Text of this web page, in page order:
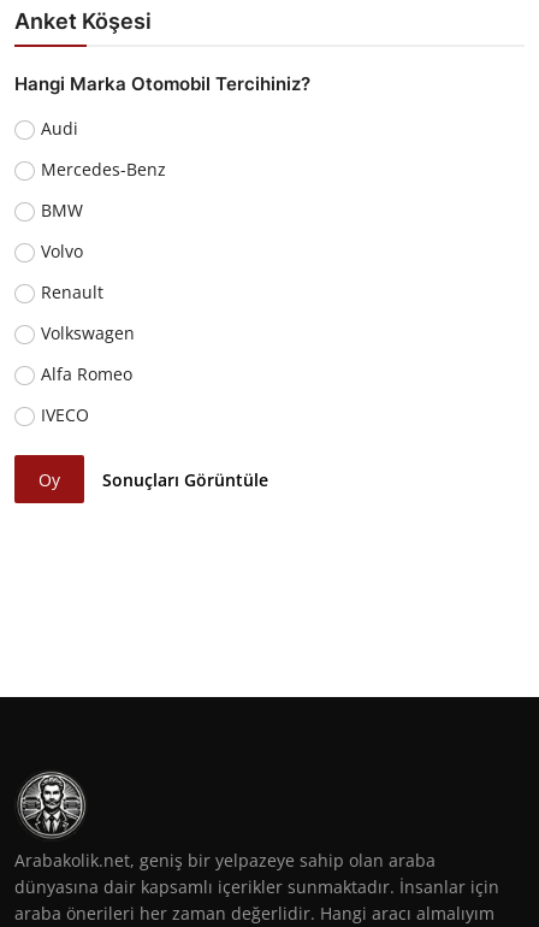
Anket Köşesi
Hangi Marka Otomobil Tercihiniz?
Audi
Mercedes-Benz
BMW
Volvo
Renault
Volkswagen
Alfa Romeo
IVECO
Oy Sonuçları Görüntüle
Arabakolik.net, geniş bir yelpazeye sahip olan araba
dünyasına dair kapsamlı içerikler sunmaktadır. İnsanlar için
araba önerileri her zaman değerlidir. Hangi aracı almalıyım